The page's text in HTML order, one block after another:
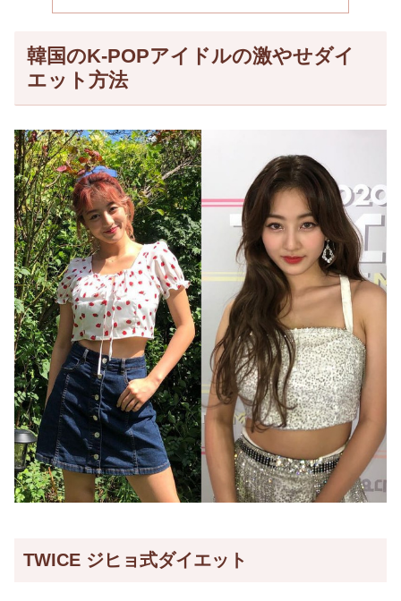
韓国のK-POPアイドルの激やせダイ
エット方法
TWICE ジヒョ式ダイエット